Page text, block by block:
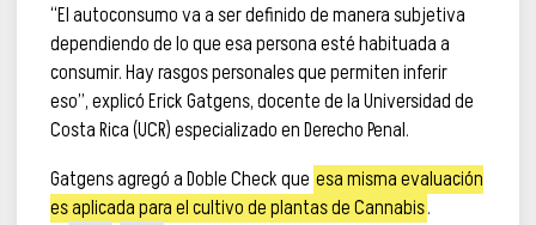
“El autoconsumo va a ser definido de manera subjetiva
dependiendo de lo que esa persona esté habituada a
consumir. Hay rasgos personales que permiten inferir
eso”, explicó Erick Gatgens, docente de la Universidad de
Costa Rica (UCR) especializado en Derecho Penal.
Gatgens agregó a Doble Check que esa misma evaluación
es aplicada para el cultivo de plantas de Cannabis.